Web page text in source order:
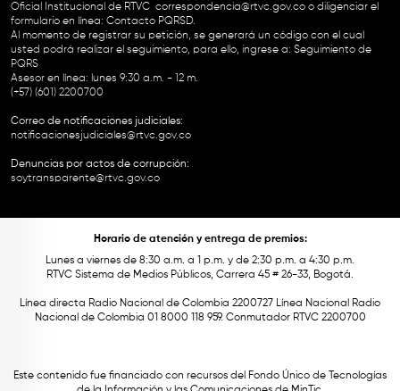
Oficial Institucional de RTVC correspondencia@rtvc.gov.co o diligenciar el
formulario en línea: Contacto PQRSD.
Al momento de registrar su petición, se generará un código con el cual
usted podrá realizar el seguimiento, para ello, ingrese a: Seguimiento de
PQRS
Asesor en línea: lunes 9:30 a.m. - 12 m.
(+57) (601) 2200700
Correo de notificaciones judiciales:
notificacionesjudiciales@rtvc.gov.co
Denuncias por actos de corrupción:
soytransparente@rtvc.gov.co
Horario de atención y entrega de premios:
Lunes a viernes de 8:30 a.m. a 1 p.m. y de 2:30 p.m. a 4:30 p.m.
RTVC Sistema de Medios Públicos, Carrera 45 # 26-33, Bogotá.
Línea directa Radio Nacional de Colombia 2200727 Línea Nacional Radio
Nacional de Colombia 01 8000 118 959. Conmutador RTVC 2200700
Este contenido fue financiado con recursos del Fondo Único de Tecnologías